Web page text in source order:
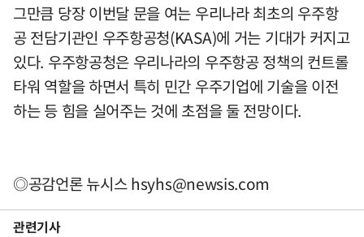
그만큼 당장 이번달 문을 여는 우리나라 최초의 우주항
공 전담기관인 우주항공청(KASA)에 거는 기대가 커지고
있다. 우주항공청은 우리나라의 우주항공 정책의 컨트롤
타워 역할을 하면서 특히 민간 우주기업에 기술을 이전
하는 등 힘을 실어주는 것에 초점을 둘 전망이다.
◎공감언론 뉴시스hsyhs@newsis.com
관련기사